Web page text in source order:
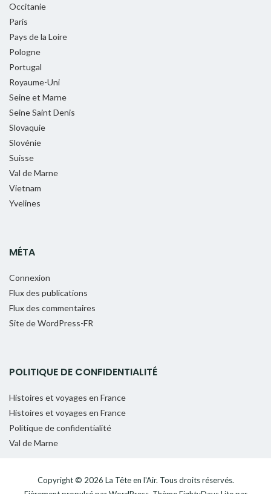
Occitanie
Paris
Pays de la Loire
Pologne
Portugal
Royaume-Uni
Seine et Marne
Seine Saint Denis
Slovaquie
Slovénie
Suisse
Val de Marne
Vietnam
Yvelines
MÉTA
Connexion
Flux des publications
Flux des commentaires
Site de WordPress-FR
POLITIQUE DE CONFIDENTIALITÉ
Histoires et voyages en France
Histoires et voyages en France
Politique de confidentialité
Val de Marne
Copyright © 2026 La Tête en l'Air. Tous droits réservés.